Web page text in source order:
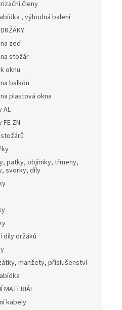
členy
, výhodná balení
zeď
stožár
oknu
balkón
plastová okna
AL
ZN
patky, objímky, třmeny,
svorky, díly
díly držáků
manžety, příslušenství
MATERIÁL
kabely